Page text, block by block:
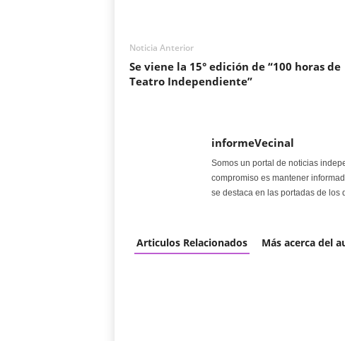
Noticia Anterior
Se viene la 15° edición de “100 horas de
Teatro Independiente”
informeVecinal
Somos un portal de noticias
compromiso es mantener
se destaca en las portadas de los
Articulos Relacionados Más acerca del